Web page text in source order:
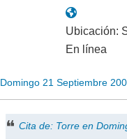
Ubicación:
En línea
Domingo 21 Septiembre
Cita de: Torre en